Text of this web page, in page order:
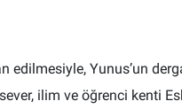
edilmesiyle, Yunus’un
ilim ve öğrenci kenti